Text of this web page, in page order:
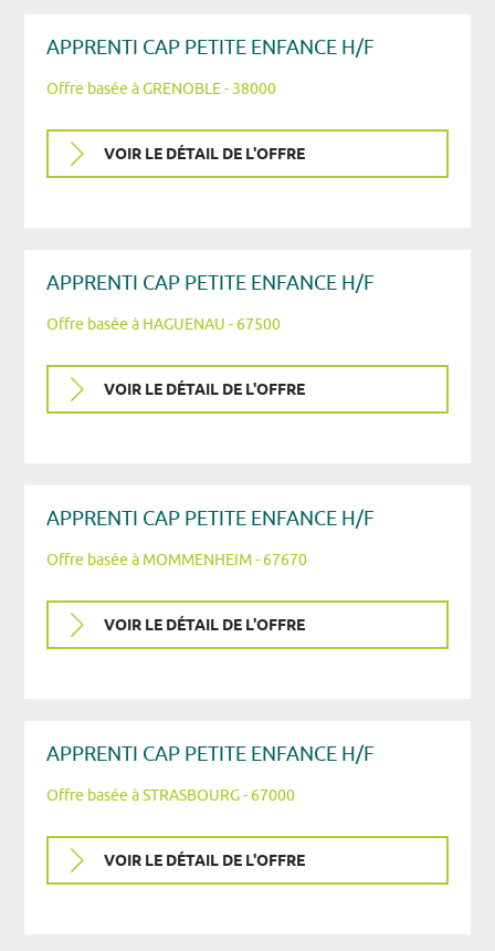
APPRENTI CAP PETITE ENFANCE H/F
Offre basée à GRENOBLE - 38000
VOIR LE DÉTAIL DE L'OFFRE
APPRENTI CAP PETITE ENFANCE H/F
Offre basée à HAGUENAU - 67500
VOIR LE DÉTAIL DE L'OFFRE
APPRENTI CAP PETITE ENFANCE H/F
Offre basée à MOMMENHEIM - 67670
VOIR LE DÉTAIL DE L'OFFRE
APPRENTI CAP PETITE ENFANCE H/F
Offre basée à STRASBOURG - 67000
VOIR LE DÉTAIL DE L'OFFRE